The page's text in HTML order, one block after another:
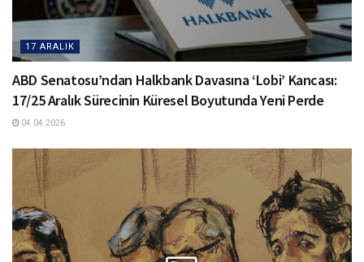
17 ARALIK
ABD Senatosu’ndan Halkbank Davasına ‘Lobi’ Kancası:
17/25 Aralık Sürecinin Küresel Boyutunda Yeni Perde
04.04.2026